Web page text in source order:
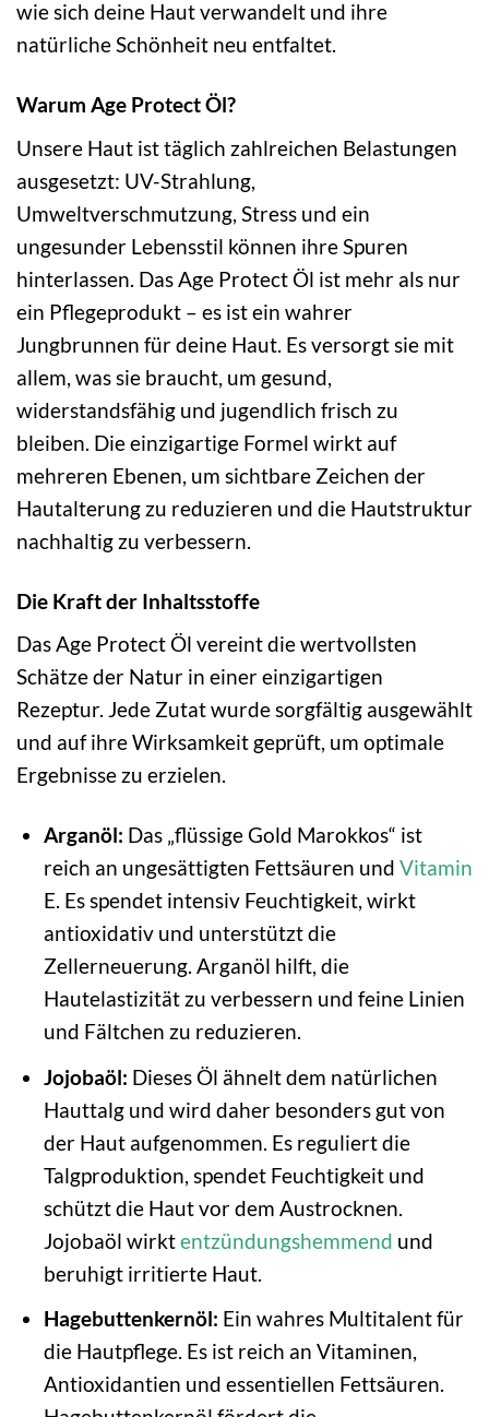
wie sich deine Haut verwandelt und ihre
natürliche Schönheit neu entfaltet.
Warum Age Protect Öl?
Unsere Haut ist täglich zahlreichen Belastungen
ausgesetzt: UV-Strahlung,
Umweltverschmutzung, Stress und ein
ungesunder Lebensstil können ihre Spuren
hinterlassen. Das Age Protect Öl ist mehr als nur
ein Pflegeprodukt – es ist ein wahrer
Jungbrunnen für deine Haut. Es versorgt sie mit
allem, was sie braucht, um gesund,
widerstandsfähig und jugendlich frisch zu
bleiben. Die einzigartige Formel wirkt auf
mehreren Ebenen, um sichtbare Zeichen der
Hautalterung zu reduzieren und die Hautstruktur
nachhaltig zu verbessern.
Die Kraft der Inhaltsstoffe
Das Age Protect Öl vereint die wertvollsten
Schätze der Natur in einer einzigartigen
Rezeptur. Jede Zutat wurde sorgfältig ausgewählt
und auf ihre Wirksamkeit geprüft, um optimale
Ergebnisse zu erzielen.
Arganöl: Das „flüssige Gold Marokkos“ ist
reich an ungesättigten Fettsäuren und Vitamin
E. Es spendet intensiv Feuchtigkeit, wirkt
antioxidativ und unterstützt die
Zellerneuerung. Arganöl hilft, die
Hautelastizität zu verbessern und feine Linien
und Fältchen zu reduzieren.
Jojobaöl: Dieses Öl ähnelt dem natürlichen
Hauttalg und wird daher besonders gut von
der Haut aufgenommen. Es reguliert die
Talgproduktion, spendet Feuchtigkeit und
schützt die Haut vor dem Austrocknen.
Jojobaöl wirktentzündungshemmend und
beruhigt irritierte Haut.
Hagebuttenkernöl: Ein wahres Multitalent für
die Hautpflege. Es ist reich an Vitaminen,
Antioxidantien und essentiellen Fettsäuren.